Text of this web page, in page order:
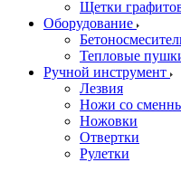
Щетки
Оборудование
Тепловые
Ручной инструмент
Лезвия
Ножи со
Ножовки
Отвертки
Рулетки